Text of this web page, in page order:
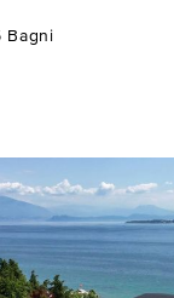
Bagni